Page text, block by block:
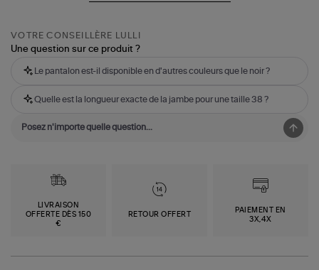
VOTRE CONSEILLÈRE LULLI
Une question sur ce produit ?
Le pantalon est-il disponible en d'autres couleurs que le noir ?
Quelle est la longueur exacte de la jambe pour une taille 38 ?
LIVRAISON
OFFERTE DÈS 150
€
RETOUR OFFERT
PAIEMENT EN
3X,4X